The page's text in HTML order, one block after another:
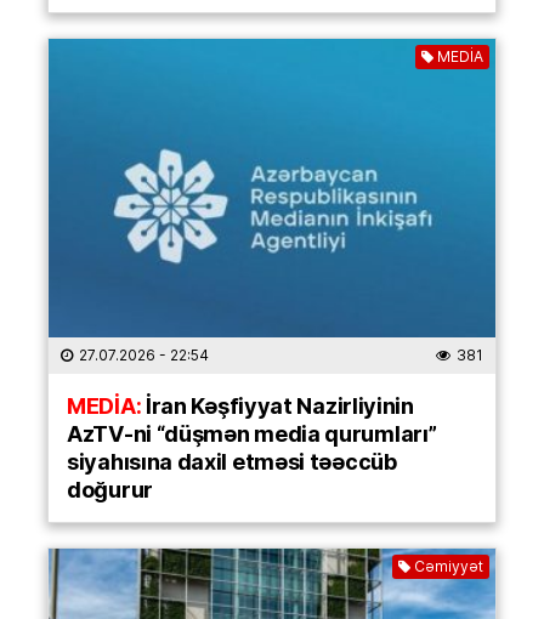
MEDİA
27.07.2026 - 22:54 381
MEDİA:İran Kəşfiyyat Nazirliyinin
AzTV-ni “düşmən media qurumları”
siyahısına daxil etməsi təəccüb
doğurur
Cəmiyyət